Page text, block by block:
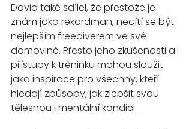
David také sdílel, že přestože je
znám jako rekordman, necítí se být
nejlepším freediverem ve své
domovině. Přesto jeho zkušenosti a
přístupy k tréninku mohou sloužit
jako inspirace pro všechny, kteří
hledají způsoby, jak zlepšit svou
tělesnou i mentální kondici.